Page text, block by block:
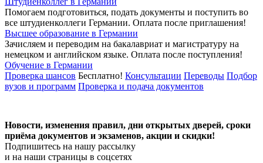
Помогаем подготовиться, подать документы и поступить во
все штудиенколлеги Германии. Оплата после приглашения!
Высшее образование в Германии
Зачисляем и переводим на бакалавриат и магистратуру на
немецком и английском языке. Оплата после поступления!
Обучение в Германии
Проверка шансов Бесплатно! Консультации Переводы Подбор
вузов и программ Проверка и подача документов
Новости, изменения правил, дни открытых дверей, сроки
приёма документов и экзаменов, акции и скидки!
Подпишитесь на нашу рассылку
и на наши страницы в соцсетях